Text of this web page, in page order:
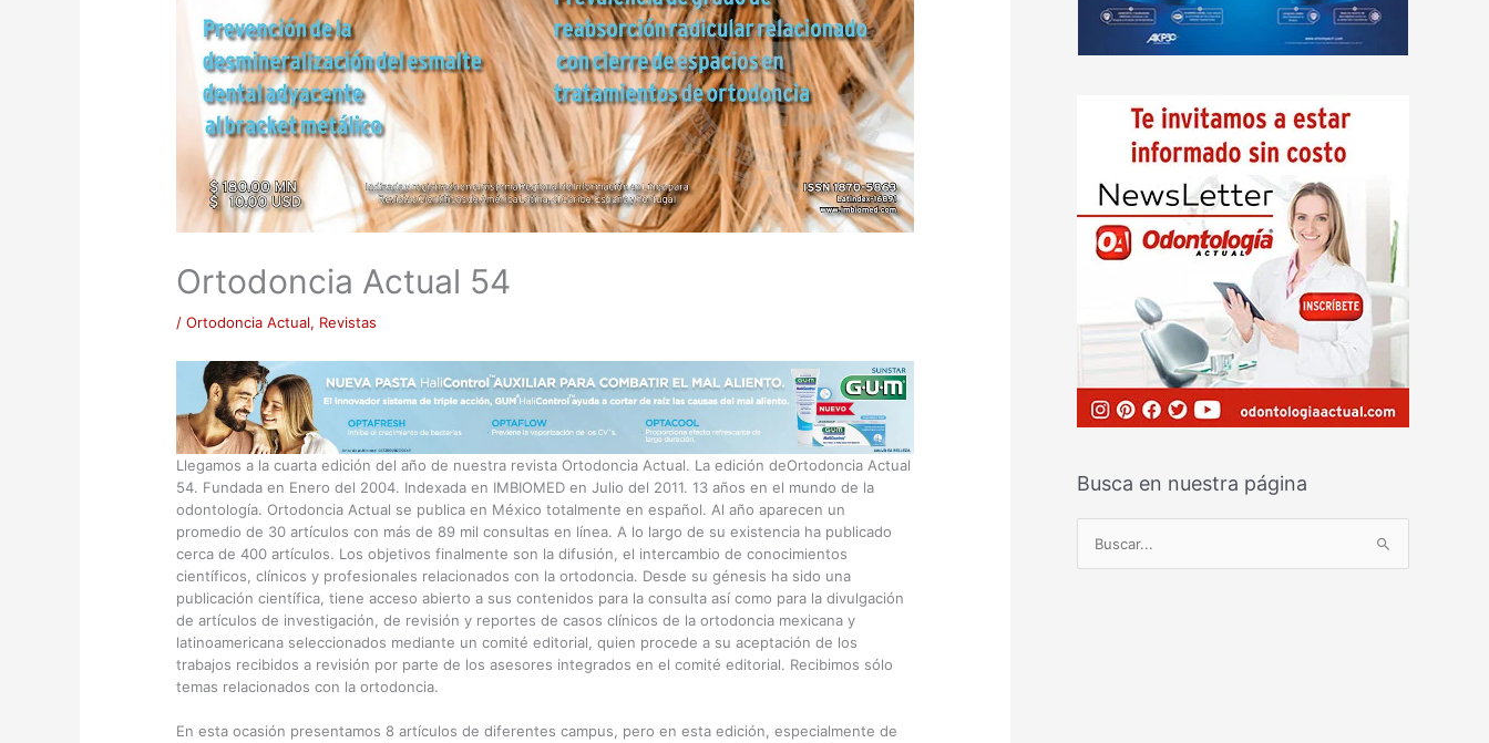
Ortodoncia Actual 54
/ Ortodoncia Actual, Revistas
Llegamos a la cuarta edición del año de nuestra revista Ortodoncia Actual. La edición deOrtodoncia Actual
54. Fundada en Enero del 2004. Indexada en IMBIOMED en Julio del 2011. 13 años en el mundo de la
odontología. Ortodoncia Actual se publica en México totalmente en español. Al año aparecen un
promedio de 30 artículos con más de 89 mil consultas en línea. A lo largo de su existencia ha publicado
cerca de 400 artículos. Los objetivos finalmente son la difusión, el intercambio de conocimientos
científicos, clínicos y profesionales relacionados con la ortodoncia. Desde su génesis ha sido una
publicación científica, tiene acceso abierto a sus contenidos para la consulta así como para la divulgación
de artículos de investigación, de revisión y reportes de casos clínicos de la ortodoncia mexicana y
latinoamericana seleccionados mediante un comité editorial, quien procede a su aceptación de los
trabajos recibidos a revisión por parte de los asesores integrados en el comité editorial. Recibimos sólo
temas relacionados con la ortodoncia.
En esta ocasión presentamos 8 artículos de diferentes campus, pero en esta edición, especialmente de
Busca en nuestra página